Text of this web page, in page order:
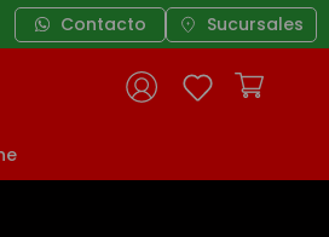
Contacto Sucursales